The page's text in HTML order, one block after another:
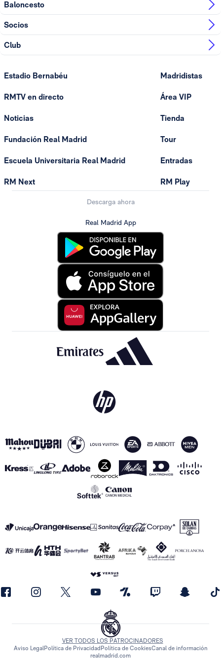
Baloncesto
Socios
Club
Estadio Bernabéu
RMTV en directo
Noticias
Fundación Real Madrid
Escuela Universitaria Real Madrid
RM Next
Madridistas
Área VIP
Tienda
Tour
Entradas
RM Play
Descarga ahora
Real Madrid App
VER TODOS LOS PATROCINADORES
Aviso LegalPolítica de Privacidad Política de CookiesCanal de información
realmadrid.com